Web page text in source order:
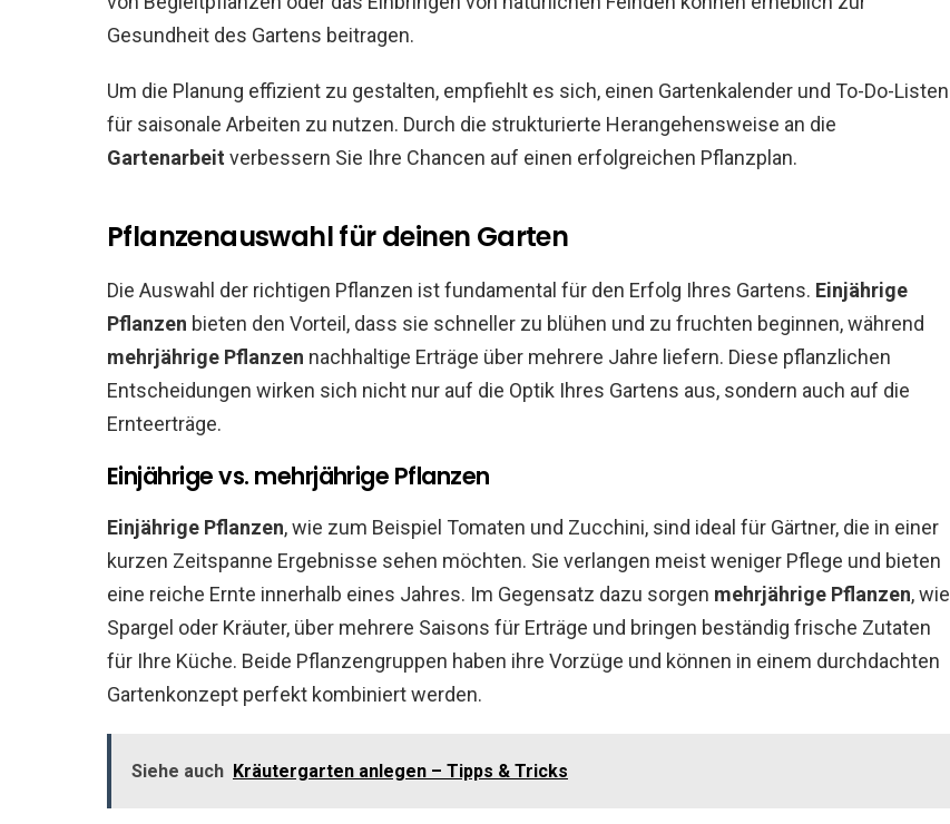
Gesundheit des Gartens beitragen.
Um die Planung effizient zu gestalten, empfiehlt es sich, einen Gartenkalender und To-Do-Listen
für saisonale Arbeiten zu nutzen. Durch die strukturierte Herangehensweise an die
Gartenarbeit verbessern Sie Ihre Chancen auf einen erfolgreichen Pflanzplan.
Pflanzenauswahl für deinen Garten
Die Auswahl der richtigen Pflanzen ist fundamental für den Erfolg Ihres Gartens. Einjährige
Pflanzen bieten den Vorteil, dass sie schneller zu blühen und zu fruchten beginnen, während
mehrjährige Pflanzen nachhaltige Erträge über mehrere Jahre liefern. Diese pflanzlichen
Entscheidungen wirken sich nicht nur auf die Optik Ihres Gartens aus, sondern auch auf die
Ernteerträge.
Einjährige vs. mehrjährige Pflanzen
Einjährige Pflanzen, wie zum Beispiel Tomaten und Zucchini, sind ideal für Gärtner, die in einer
kurzen Zeitspanne Ergebnisse sehen möchten. Sie verlangen meist weniger Pflege und bieten
eine reiche Ernte innerhalb eines Jahres. Im Gegensatz dazu sorgen mehrjährige Pflanzen, wie
Spargel oder Kräuter, über mehrere Saisons für Erträge und bringen beständig frische Zutaten
für Ihre Küche. Beide Pflanzengruppen haben ihre Vorzüge und können in einem durchdachten
Gartenkonzept perfekt kombiniert werden.
Siehe auch Kräutergarten anlegen – Tipps & Tricks